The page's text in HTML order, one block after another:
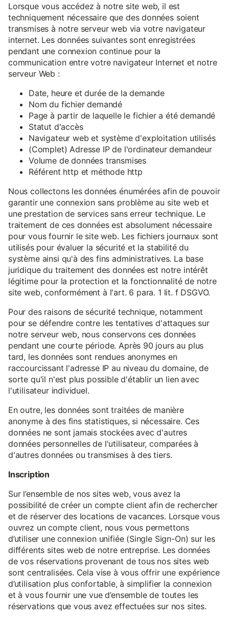
Lorsque vous accédez à notre site web, il est
techniquement nécessaire que des données soient
transmises à notre serveur web via votre navigateur
internet. Les données suivantes sont enregistrées
pendant une connexion continue pour la
communication entre votre navigateur Internet et notre
serveur Web :
Date, heure et durée de la demande
Nom du fichier demandé
Page à partir de laquelle le fichier a été demandé
Statut d'accès
Navigateur web et système d'exploitation utilisés
(Complet) Adresse IP de l'ordinateur demandeur
Volume de données transmises
Référent http et méthode http
Nous collectons les données énumérées afin de pouvoir
garantir une connexion sans problème au site web et
une prestation de services sans erreur technique. Le
traitement de ces données est absolument nécessaire
pour vous fournir le site web. Les fichiers journaux sont
utilisés pour évaluer la sécurité et la stabilité du
système ainsi qu'à des fins administratives. La base
juridique du traitement des données est notre intérêt
légitime pour la protection et la fonctionnalité de notre
site web, conformément à l'art. 6 para. 1 lit. f DSGVO.
Pour des raisons de sécurité technique, notamment
pour se défendre contre les tentatives d'attaques sur
notre serveur web, nous conservons ces données
pendant une courte période. Après 90 jours au plus
tard, les données sont rendues anonymes en
raccourcissant l'adresse IP au niveau du domaine, de
sorte qu'il n'est plus possible d'établir un lien avec
l'utilisateur individuel.
En outre, les données sont traitées de manière
anonyme à des fins statistiques, si nécessaire. Ces
données ne sont jamais stockées avec d'autres
données personnelles de l'utilisateur, comparées à
d'autres données ou transmises à des tiers.
Inscription
Sur l’ensemble de nos sites web, vous avez la
possibilité de créer un compte client afin de rechercher
et de réserver des locations de vacances. Lorsque vous
ouvrez un compte client, nous vous permettons
d’utiliser une connexion unifiée (Single Sign-On) sur les
différents sites web de notre entreprise. Les données
de vos réservations provenant de tous nos sites web
sont centralisées. Cela vise à vous offrir une expérience
d’utilisation plus confortable, à simplifier la connexion
et à vous fournir une vue d’ensemble de toutes les
réservations que vous avez effectuées sur nos sites.